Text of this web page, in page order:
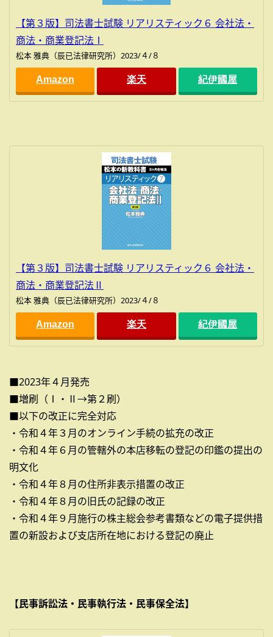
【第３版】司法書士試験 リアリスティック６ 会社法・
商法・商業登記法Ⅰ
松本 雅典（辰已法律研究所）2023/４/８
Amazon 楽天 紀伊國屋
【第３版】司法書士試験 リアリスティック６ 会社法・
商法・商業登記法Ⅱ
松本 雅典（辰已法律研究所）2023/４/８
Amazon 楽天 紀伊國屋
■2023年４月発売
■増刷（Ⅰ・Ⅱ→第２刷）
■以下の改正に完全対応
・令和４年３月のオンライン手続の拡充の改正
・令和４年６月の管轄外の本店移転の登記の印鑑の提出の
明文化
・令和４年８月の住所非表示措置の改正
・令和４年８月の旧氏の記録の改正
・令和４年９月施行の株主総会参考書類などの電子提供措
置の新設および支店所在地における登記の廃止
【民事訴訟法・民事執行法・民事保全法】